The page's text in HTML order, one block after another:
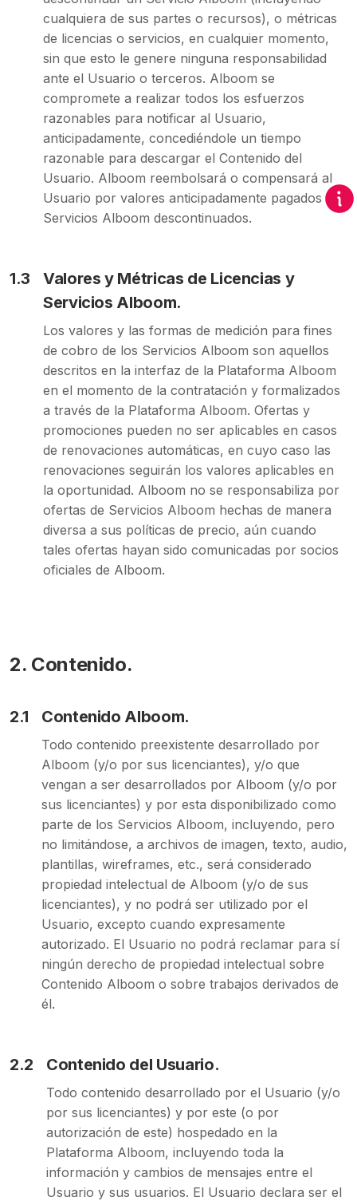
cualquiera de sus partes o recursos), o métricas
de licencias o servicios, en cualquier momento,
sin que esto le genere ninguna responsabilidad
ante el Usuario o terceros. Alboom se
compromete a realizar todos los esfuerzos
razonables para notificar al Usuario,
anticipadamente, concediéndole un tiempo
razonable para descargar el Contenido del
Usuario. Alboom reembolsará o compensará al
Usuario por valores anticipadamente pagados por
Servicios Alboom descontinuados.
1.3
Valores y Métricas de Licencias y
Servicios Alboom.
Los valores y las formas de medición para fines
de cobro de los Servicios Alboom son aquellos
descritos en la interfaz de la Plataforma Alboom
en el momento de la contratación y formalizados
a través de la Plataforma Alboom. Ofertas y
promociones pueden no ser aplicables en casos
de renovaciones automáticas, en cuyo caso las
renovaciones seguirán los valores aplicables en
la oportunidad. Alboom no se responsabiliza por
ofertas de Servicios Alboom hechas de manera
diversa a sus políticas de precio, aún cuando
tales ofertas hayan sido comunicadas por socios
oficiales de Alboom.
2. Contenido.
2.1 Contenido Alboom.
Todo contenido preexistente desarrollado por
Alboom (y/o por sus licenciantes), y/o que
vengan a ser desarrollados por Alboom (y/o por
sus licenciantes) y por esta disponibilizado como
parte de los Servicios Alboom, incluyendo, pero
no limitándose, a archivos de imagen, texto, audio,
plantillas, wireframes, etc., será considerado
propiedad intelectual de Alboom (y/o de sus
licenciantes), y no podrá ser utilizado por el
Usuario, excepto cuando expresamente
autorizado. El Usuario no podrá reclamar para sí
ningún derecho de propiedad intelectual sobre
Contenido Alboom o sobre trabajos derivados de
él.
2.2 Contenido del Usuario.
Todo contenido desarrollado por el Usuario (y/o
por sus licenciantes) y por este (o por
autorización de este) hospedado en la
Plataforma Alboom, incluyendo toda la
información y cambios de mensajes entre el
Usuario y sus usuarios. El Usuario declara ser el